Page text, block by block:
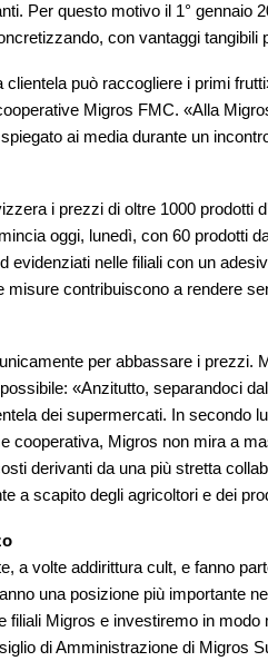
Per questo motivo il 1° gennaio
con vantaggi tangibili
può raccogliere i primi
Migros FMC. «Alla
ai media durante un
i prezzi di oltre 1000 prodotti
oggi, lunedì, con 60 prodotti
nelle filiali con un
contribuiscono a rendere
per abbassare i prezzi.
«Anzitutto, separandoci
dei supermercati. In secondo
cooperativa, Migros non mira a
derivanti da una più stretta
a scapito degli agricoltori e dei
a volte addirittura cult, e fanno
una posizione più importante
filiali Migros e investiremo in modo
di Amministrazione di Migros